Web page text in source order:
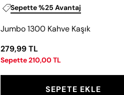
Sepette %25 Avantaj
Jumbo 1300 Kahve Kaşık
279,99 TL
Sepette 210,00 TL
SEPETE EKLE